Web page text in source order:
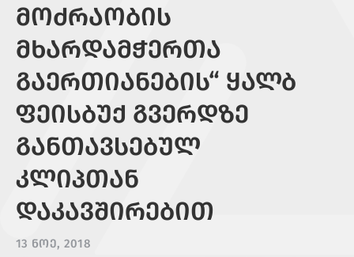
ᲛᲝᲫᲠᲐᲝᲑᲘᲡ
ᲛᲮᲐᲠᲓᲐᲛᲭᲔᲠᲗᲐ
ᲒᲐᲔᲠᲗᲘᲐᲜᲔᲑᲘᲡ“ ᲧᲐᲚᲑ
ᲤᲔᲘᲡᲑᲣᲥ ᲒᲕᲔᲠᲓᲖᲔ
ᲒᲐᲜᲗᲐᲕᲡᲔᲑᲣᲚ
ᲙᲚᲘᲞᲗᲐᲜ
ᲓᲐᲙᲐᲕᲨᲘᲠᲔᲑᲘᲗ
13 ᲜᲝᲔ, 2018